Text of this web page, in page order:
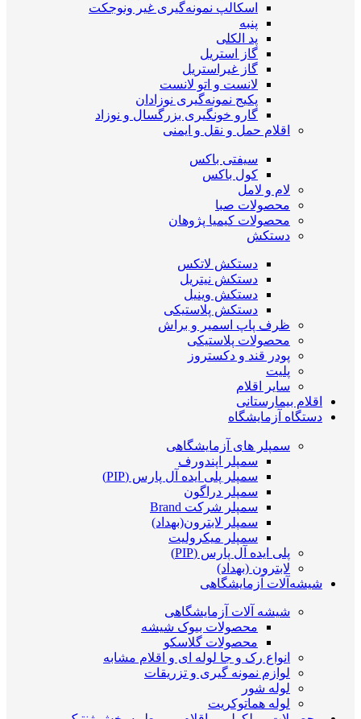
اسکالپ نمونه‌گیری غیر ونوجکت
پنبه
پد الکلی
گاز استریل
گاز غیراستریل
لانست و اتو لانست
پکیج نمونه‌گیری نوزادان
گارو خونگیری بزرگسال و نوزاد
اقلام حمل و نقل و ایمنی
سیفتی باکس
کول باکس
لام و لامل
محصولات صبا
محصولات کیمیا پژوهان
دستکش
دستکش لاتکس
دستکش نیتریل
دستکش وینیل
دستکش پلاستیکی
ظرف پاپ اسمیر و براش
محصولات پلاستیکی
پودر قند و دکستروز
پلیت
سایر اقلام
اقلام بیمارستانی
دستگاه آزمایشگاه
سمپلر های آزمایشگاهی
سمپلر اپندورف
سمپلر پلی ایده آل پارس (PIP)
سمپلر دراگون
سمپلر شرکت Brand
سمپلر لابترون(بهداد)
سمپلر میکرولیت
پلی ایده آل پارس (PIP)
لابترون (بهداد)
شیشه‌آلات آزمایشگاهی
شیشه آلات آزمایشگاهی
محصولات بیوک شیشه
محصولات گلاسکو
انواع رک و جا لوله ای و اقلام مشابه
لوازم نمونه گیری و تزریقات
لوله شور
لوله هماتوکریت